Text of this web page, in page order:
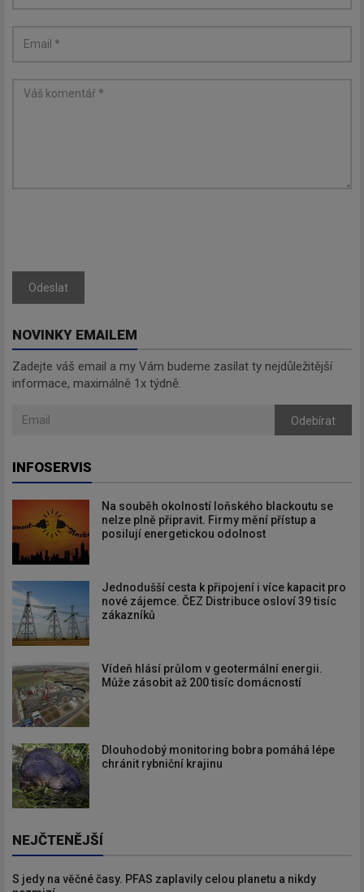
Odeslat
NOVINKY EMAILEM
Zadejte váš email a my Vám budeme zasílat ty nejdůležitější
informace, maximálně 1x týdně.
Odebírat
INFOSERVIS
Na souběh okolností loňského blackoutu se
nelze plně připravit. Firmy mění přístup a
posilují energetickou odolnost
Jednodušší cesta k připojení i více kapacit pro
nové zájemce. ČEZ Distribuce osloví 39 tisíc
zákazníků
Vídeň hlásí průlom v geotermální energii.
Může zásobit až 200 tisíc domácností
Dlouhodobý monitoring bobra pomáhá lépe
chránit rybniční krajinu
NEJČTENĚJŠÍ
S jedy na věčné časy. PFAS zaplavily celou planetu a nikdy